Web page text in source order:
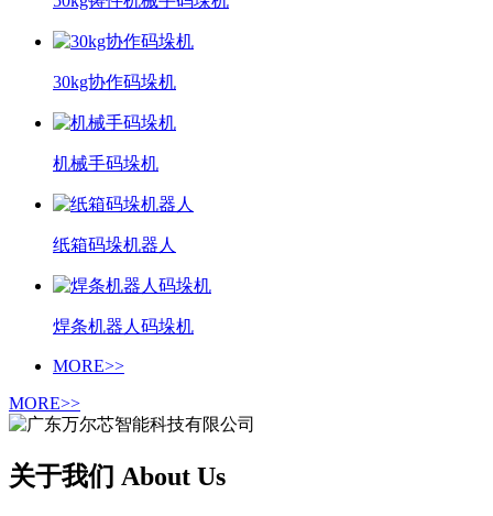
30kg协作码垛机
机械手码垛机
纸箱码垛机器人
焊条机器人码垛机
MORE>>
MORE>>
关于我们 About Us